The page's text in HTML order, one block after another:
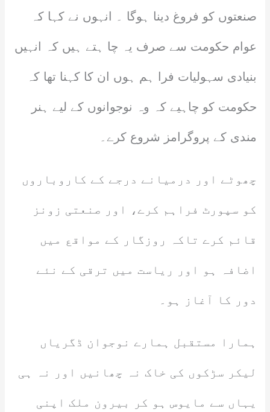
صنعتوں کو فروغ دینا ہوگا ۔ انہوں نے کہا کہ
عوام حکومت سے صرف یہ چا ہتے ہیں کہ انہیں
بنیادی سہولیات فرا ہم ہوں ان کا کہنا تھا کہ
حکومت کو چاہیے کہ وہ نوجوانوں کے لیے ہنر
مندی کے پروگرامز شروع کرے۔
چھوٹے اور درمیانے درجے کے کاروباروں
کو سپورٹ فراہم کرے، اور صنعتی زونز
قائم کرے تاکہ روزگار کے مواقع میں
اضافہ ہو اور ریاست میں ترقی کے نئے
دور کا آغاز ہو۔
ہمارا مستقبل ہمارے نوجوان ڈگریاں
لیکر سڑکوں کی خاک نہ چھانیں اور نہ ہی
یہاں سے مایوس ہو کر بیرون ملک اپنی